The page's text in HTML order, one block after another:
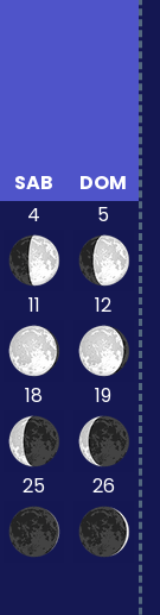
SAB
DOM
4 5
11 12
18 19
25 26